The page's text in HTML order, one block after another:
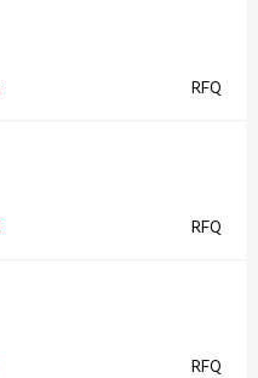
RFQ
RFQ
RFQ